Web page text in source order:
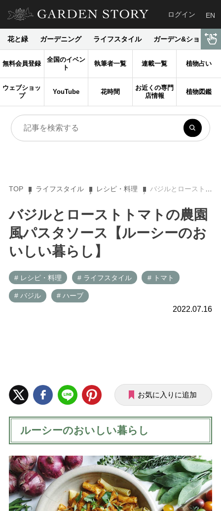
ログイン EN
花と緑 ガーデニング ライフスタイル ガーデン&ショップ
無料会員登録
全国のイベン
ト
執筆者一覧 連載一覧 植物占い
ウェブショッ
プ
YouTube 花時間
お近くの専門
店情報
植物図鑑
TOP ライフスタイル レシピ・料理 バジルとローストトマトの農園風パスタソース【ルーシーのおいしい暮らし】
バジルとローストトマトの農園
風パスタソース【ルーシーのお
いしい暮らし】
# レシピ・料理 # ライフスタイル # トマト
# バジル # ハーブ
2022.07.16
お気に入りに追加
ルーシーのおいしい暮らし